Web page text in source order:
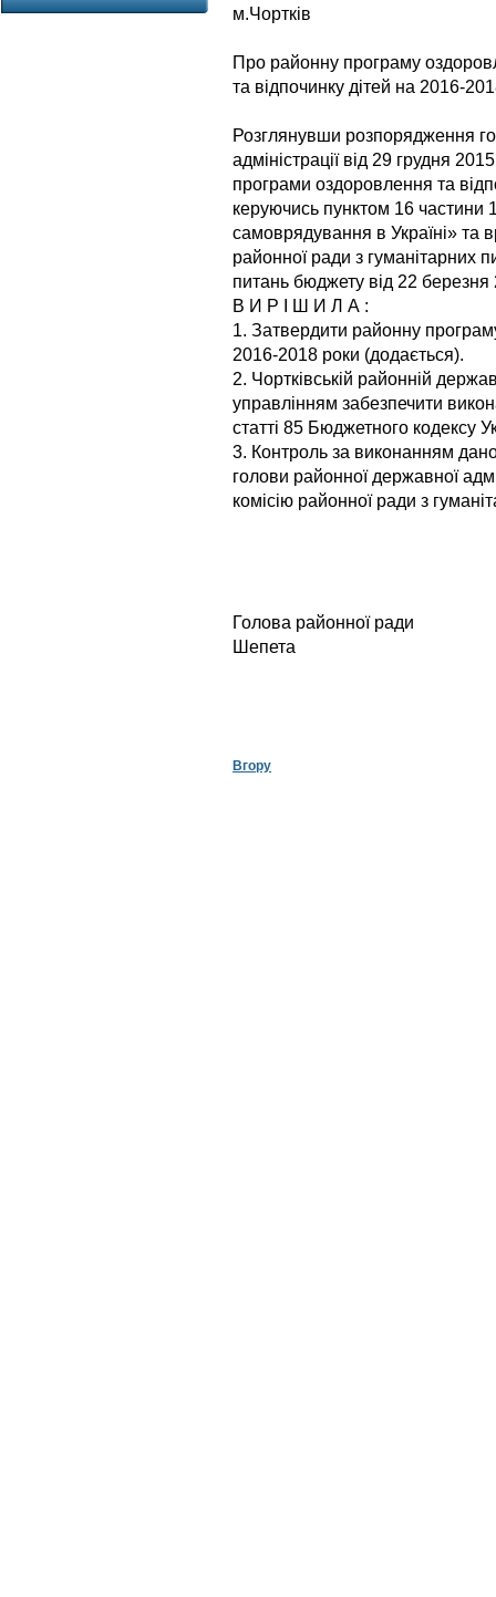
м.Чортків
Про районну програму
та відпочинку дітей на 2016-
Розглянувши розпорядження
адміністрації від 29 грудня
програми оздоровлення та
керуючись пунктом 16 частини
самоврядування в Україні» та
районної ради з гуманітарних
питань бюджету від 22
В И Р І Ш И Л А :
1. Затвердити районну
2016-2018 роки (додається).
2. Чортківській районній
управлінням забезпечити
статті 85 Бюджетного кодексу
3. Контроль за виконанням
голови районної державної
комісію районної ради з
Голова
Шепета
Вгору